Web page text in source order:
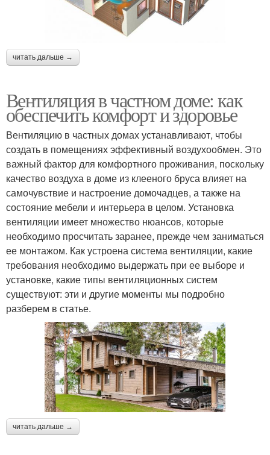
читать дальше →
Вентиляция в частном доме: как
обеспечить комфорт и здоровье
Вентиляцию в частных домах устанавливают, чтобы
создать в помещениях эффективный воздухообмен. Это
важный фактор для комфортного проживания, поскольку
качество воздуха в доме из клееного бруса влияет на
самочувствие и настроение домочадцев, а также на
состояние мебели и интерьера в целом. Установка
вентиляции имеет множество нюансов, которые
необходимо просчитать заранее, прежде чем заниматься
ее монтажом. Как устроена система вентиляции, какие
требования необходимо выдержать при ее выборе и
установке, какие типы вентиляционных систем
существуют: эти и другие моменты мы подробно
разберем в статье.
читать дальше →